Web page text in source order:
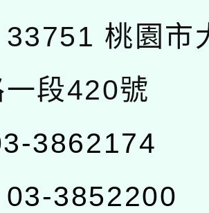
33751 桃園市
段420號
3862174
03-3852200